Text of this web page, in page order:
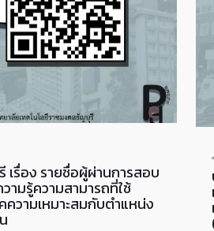
เรื่อง รายชื่อผู้ผ่านการสอบ
ามรู้ความสามารถที่ใช้
ความเหมาะสมกับตำแหน่ง